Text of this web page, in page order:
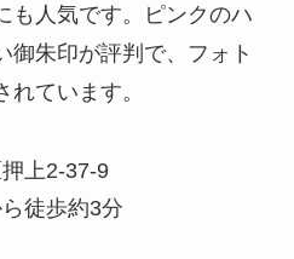
も人気です。ピンクのハ
御朱印が評判で、フォト
ています。
上2-37-9
徒歩約3分